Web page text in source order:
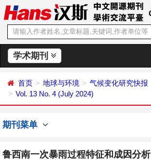
学术期刊
首页 地球与环境
气候变化研究快报
Vol. 13 No. 4 (July 2024)
期刊菜单
鲁西南一次暴雨过程特征和成因分析